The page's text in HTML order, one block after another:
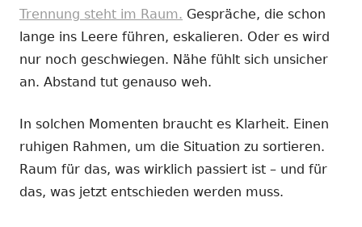
Trennung steht im Raum. Gespräche, die schon
lange ins Leere führen, eskalieren. Oder es wird
nur noch geschwiegen. Nähe fühlt sich unsicher
an. Abstand tut genauso weh.
In solchen Momenten braucht es Klarheit. Einen
ruhigen Rahmen, um die Situation zu sortieren.
Raum für das, was wirklich passiert ist – und für
das, was jetzt entschieden werden muss.